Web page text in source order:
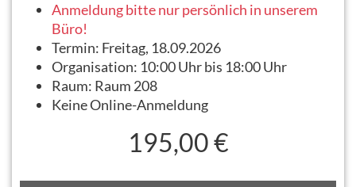
Anmeldung bitte nur persönlich in unserem
Büro!
Termin: Freitag, 18.09.2026
Organisation: 10:00 Uhr bis 18:00 Uhr
Raum: Raum 208
Keine Online-Anmeldung
195,00 €